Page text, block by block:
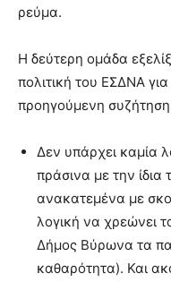
ρεύμα.
Η δεύτερη ομάδα
πολιτική του ΕΣΔΝΑ
προηγούμενη
Δεν υπάρχει καμία
πράσινα με την ίδια
ανακατεμένα με
λογική να χρεώνει
Δήμος Βύρωνα τα
καθαρότητα). Και